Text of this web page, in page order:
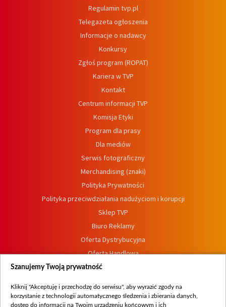
Regulamin tvp.pl
Telegazeta ogłoszenia
Informacje o nadawcy
Konkursy
Zgłoś program (ROPAT)
Kariera w TVP
Kontakt
Centrum informacji TVP
Komisja Etyki
Program dla prasy
Dla mediów
Serwis fotograficzny
Merchandising (znaki)
Polityka Prywatności
Polityka przeciwdziałania nadużyciom i korupcji
Sklep TVP
Biuro Reklamy
Oferta Dystrybucyjna
Oferta Handlowa
Dostępność
Procedura zgłoszeń wewnętrznych
Szanujemy Twoją prywatność
Kliknij "Akceptuję i przechodzę do serwisu", aby wyrazić zgody na
korzystanie z technologii automatycznego śledzenia i zbierania danych,
dostęp do informacji na Twoim urządzeniu końcowym i ich